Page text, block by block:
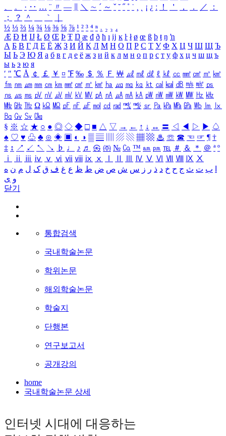
、
。 · ‥ … ¨ 〃 ― ＼ ∼ ´ ～ ˇ ˘ ˝ ˚ ˙ ¸ ¡ ¿ ː ！ ＇ ， ． ／
：
；
？ ＾ ｀
½ ⅓ ⅔ ¼ ¾ ⅛ ⅜ ⅝ ⅞ ¹ ² ³ ⁴ ⁿ ₁ ₂ ₃ ₄
Æ Ð Ħ Ĳ Ł Ø Œ Þ Ŧ Ŋ æ đ ð ħ ı ĳ ĸ ŀ ł ø œ ß þ ŧ ŋ ŉ
А Б В Г Д Е Ё Ж З И Й К Л М Н О П Р С Т У Ф Х Ц Ч Ш Щ Ъ
Ы Ь Э Ю Я а б в г д е ё ж з и й к л м н о п р с т у ф х ц ч ш щ ъ
ы ь э ю я
′ ″ ℃ Å ￠ ￡ ￥ ¤ ℉ ‰ ＄ ％ Ｆ ￦ ㎕ ㎖ ㎗ ℓ ㎘ ㏄ ㎣ ㎤ ㎥ ㎦
㎙ ㎚ ㎛ ㎜ ㎝ ㎞ ㎟ ㎠ ㎡ ㎢ ㏊ ㎍ ㎎ ㎏ ㏏ ㎈ ㎉ ㏈ ㎧ ㎨ ㎰
㎱ ㎲ ㎳ ㎴ ㎵ ㎶ ㎷ ㎸ ㎹ ㎀ ㎁ ㎂ ㎃ ㎄ ㎺ ㎻ ㎽ ㎾ ㎿ ㎐ ㎑
㎒ ㎓ ㎔ Ω ㏀ ㏁ ㎊ ㎋ ㎌ ㏖ ㏅ ㎭ ㎮ ㎯ ㏛ ㎩ ㎪ ㎫ ㎬ ㏝ ㏐
㏓
㏃ ㏉ ㏜ ㏆
§ ※ ☆ ★ ○ ● ◎ ◇ ◆ □ ■ △ ▽ → ← ↑ ↓ ↔ 〓 ◁ ◀ ▷ ▶ ♤
♠ ♡ ♥ ♧ ♣ ⊙ ◈ ▣ ◐ ◑ ▒ ▤ ▨ ▧ ▦ ▩ ♨ ☏ ☎ ☜ ☞ ¶ †
‡ ↕ ↗ ↙ ↖ ↘ ♭ ♩ ♪ ♬ ㉿ ㈜ № ㏇ ™ ㏂ ㏘ ℡ ＃ ＆ ＊ ＠ ª º
ⅰ
ⅱ ⅲ ⅳ ⅴ ⅵ ⅶ ⅷ ⅸ ⅹ Ⅳ Ⅴ Ⅵ Ⅶ Ⅷ Ⅸ Ⅹ
ب ت ث ج ح خ د ذ ر ز س ش ص ض ط ظ ع غ ف ق ک ل م ن ه
و ی
닫기
통합검색
국내학술논문
학위논문
해외학술논문
학술지
단행본
연구보고서
공개강의
home
국내학술논문 상세
인터넷 시대에 대응하는